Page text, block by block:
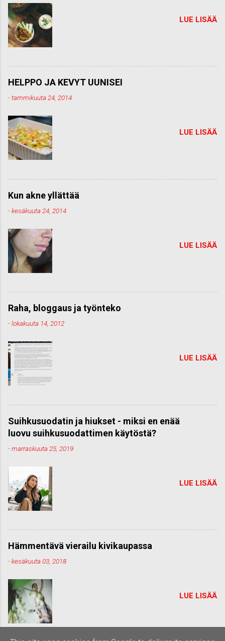
LUE LISÄÄ
HELPPO JA KEVYT UUNISEI
-tammikuuta 24, 2014
LUE LISÄÄ
Kun akne yllättää
-kesäkuuta 24, 2014
LUE LISÄÄ
Raha, bloggaus ja työnteko
-lokakuuta 14, 2012
LUE LISÄÄ
Suihkusuodatin ja hiukset - miksi en enää
luovu suihkusuodattimen käytöstä?
-marraskuuta 25, 2019
LUE LISÄÄ
Hämmentävä vierailu kivikaupassa
-kesäkuuta 03, 2018
LUE LISÄÄ